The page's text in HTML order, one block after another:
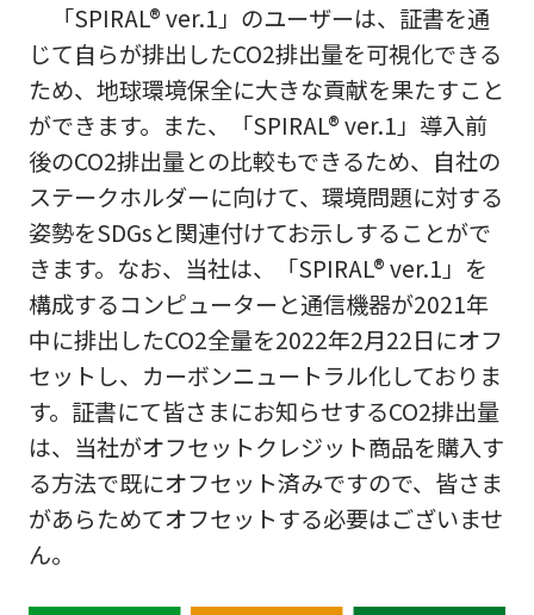
「SPIRAL® ver.1」のユーザーは、証書を通
じて自らが排出したCO2排出量を可視化できる
ため、地球環境保全に大きな貢献を果たすこと
ができます。また、「SPIRAL® ver.1」導入前
後のCO2排出量との比較もできるため、自社の
ステークホルダーに向けて、環境問題に対する
姿勢をSDGsと関連付けてお示しすることがで
きます。なお、当社は、「SPIRAL® ver.1」を
構成するコンピューターと通信機器が2021年
中に排出したCO2全量を2022年2月22日にオフ
セットし、カーボンニュートラル化しておりま
す。証書にて皆さまにお知らせするCO2排出量
は、当社がオフセットクレジット商品を購入す
る方法で既にオフセット済みですので、皆さま
があらためてオフセットする必要はございませ
ん。